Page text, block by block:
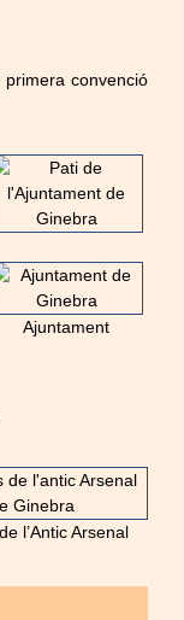
primera convenció
Ajuntament
l’Antic Arsenal